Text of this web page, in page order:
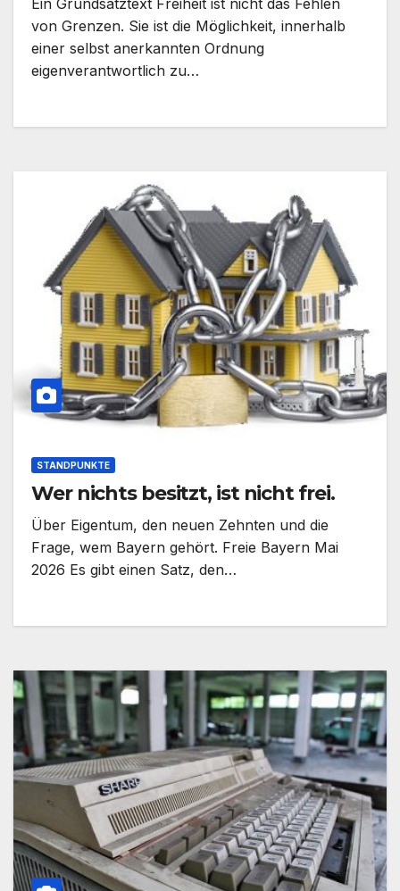
Ein Grundsatztext Freiheit ist nicht das Fehlen
von Grenzen. Sie ist die Möglichkeit, innerhalb
einer selbst anerkannten Ordnung
eigenverantwortlich zu…
STANDPUNKTE
Wer nichts besitzt, ist nicht frei.
Über Eigentum, den neuen Zehnten und die
Frage, wem Bayern gehört. Freie Bayern Mai
2026 Es gibt einen Satz, den…